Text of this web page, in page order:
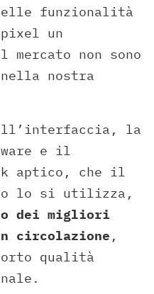
funzionalità
un
non sono
nostra
la
e il
aptico, che il
lo si utilizza,
dei migliori
circolazione ,
qualità